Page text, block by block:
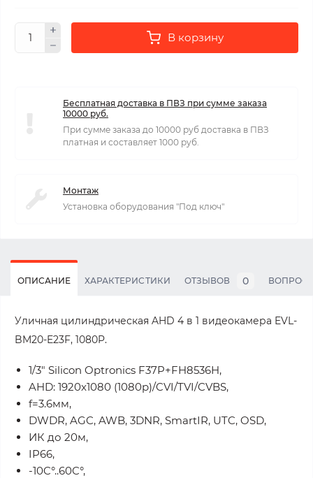
В корзину
Бесплатная доставка в ПВЗ при сумме заказа
10000 руб.
При сумме заказа до 10000 руб доставка в ПВЗ
платная и составляет 1000 руб.
Монтаж
Установка оборудования "Под ключ"
ОПИСАНИЕ ХАРАКТЕРИСТИКИ ОТЗЫВОВ 0
Уличная цилиндрическая AHD 4 в 1 видеокамера EVL-
BM20-E23F, 1080P.
1/3" Silicon Optronics F37P+FH8536H,
AHD: 1920x1080 (1080p)/CVI/TVI/CVBS,
f=3.6мм,
DWDR, AGC, AWB, 3DNR, SmartIR, UTC, OSD,
ИК до 20м,
IP66,
-10C°..60C°,